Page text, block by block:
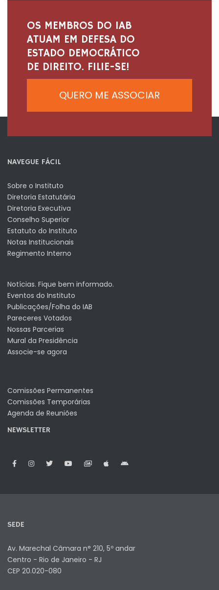
OS MEMBROS DO IAB
ATUAM EM DEFESA DO
ESTADO DEMOCRÁTICO
DE DIREITO. FILIE-SE!
QUERO ME ASSOCIAR
NAVEGUE FÁCIL
Sobre o Instituto
Diretoria Estatutária
Diretoria Executiva
Conselho Superior
Estatuto do Instituto
Notas Institucionais
Regimento Interno
Notícias. Fique bem informado.
Eventos do Instituto
Publicações/Folha do IAB
Pareceres Votados
Nossas Parcerias
Mural da Presidência
Associe-se agora
Comissões Permanentes
Comissões Temporárias
Agenda de Reuniões
NEWSLETTER
SEDE
Av. Marechal Câmara n° 210, 5º andar
Centro - Rio de Janeiro - RJ
CEP 20.020-080